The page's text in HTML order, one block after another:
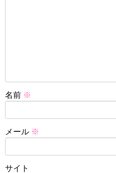
名前 ※
メール ※
サイト